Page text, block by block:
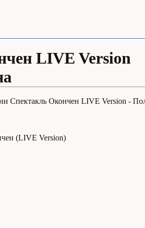
LIVE Version
Спектакль Окончен LIVE Version -
(LIVE Version)